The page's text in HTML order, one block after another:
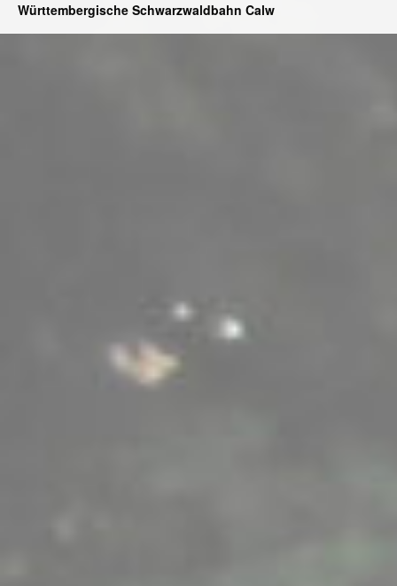
Württembergische Schwarzwaldbahn Calw